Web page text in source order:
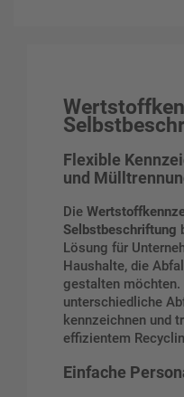
Flexible
und
Die
Selbstbeschriftung
Lösung für
Haushalte, die
gestalten
unterschiedliche
kennzeichnen und
effizientem
Einfache